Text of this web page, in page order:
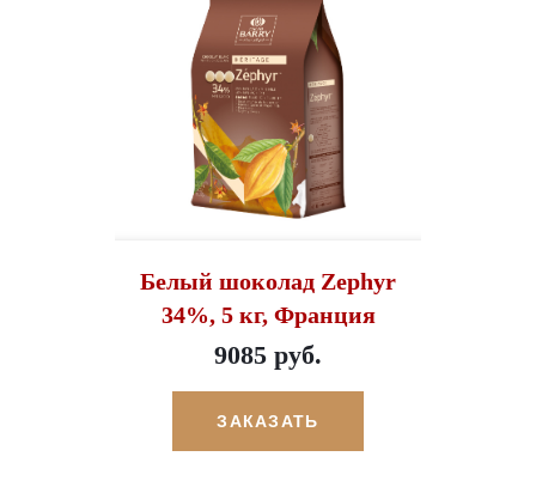
Белый шоколад Zephyr
34%, 5 кг, Франция
9085 руб.
ЗАКАЗАТЬ